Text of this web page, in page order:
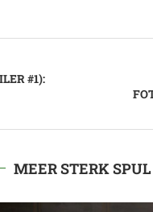
#1):
MEER STERK SPUL